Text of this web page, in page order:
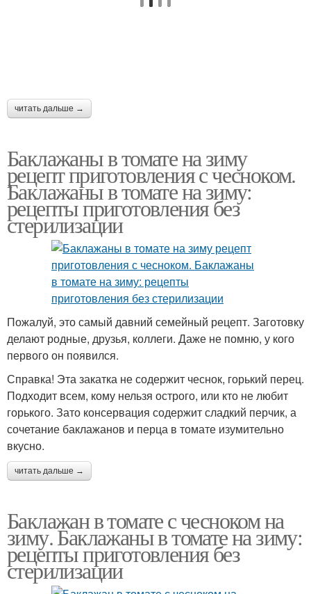
читать дальше →
Баклажаны в томате на зиму
рецепт приготовления с чесноком.
Баклажаны в томате на зиму:
рецепты приготовления без
стерилизации
Пожалуй, это самый давний семейный рецепт. Заготовку
делают родные, друзья, коллеги. Даже не помню, у кого
первого он появился.
Справка! Эта закатка не содержит чеснок, горький перец.
Подходит всем, кому нельзя острого, или кто не любит
горького. Зато консервация содержит сладкий перчик, а
сочетание баклажанов и перца в томате изумительно
вкусно.
читать дальше →
Баклажан в томате с чесноком на
зиму. Баклажаны в томате на зиму:
рецепты приготовления без
стерилизации